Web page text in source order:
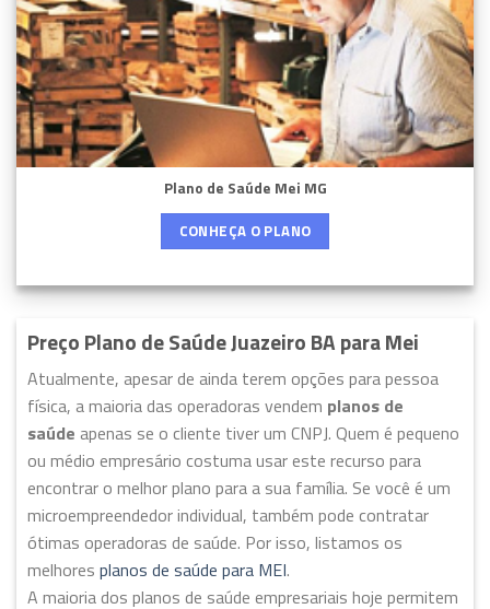
Plano de Saúde Mei MG
CONHEÇA O PLANO
Preço Plano de Saúde Juazeiro BA para Mei
Atualmente, apesar de ainda terem opções para pessoa
física, a maioria das operadoras vendem planos de
saúde apenas se o cliente tiver um CNPJ. Quem é pequeno
ou médio empresário costuma usar este recurso para
encontrar o melhor plano para a sua família. Se você é um
microempreendedor individual, também pode contratar
ótimas operadoras de saúde. Por isso, listamos os
melhores planos de saúde para MEI.
A maioria dos planos de saúde empresariais hoje permitem